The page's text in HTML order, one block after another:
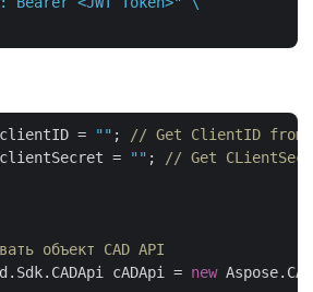
clientID = "" ; // Get ClientID from
clientSecret = "" ; // Get
объект CAD API
cADApi =
new